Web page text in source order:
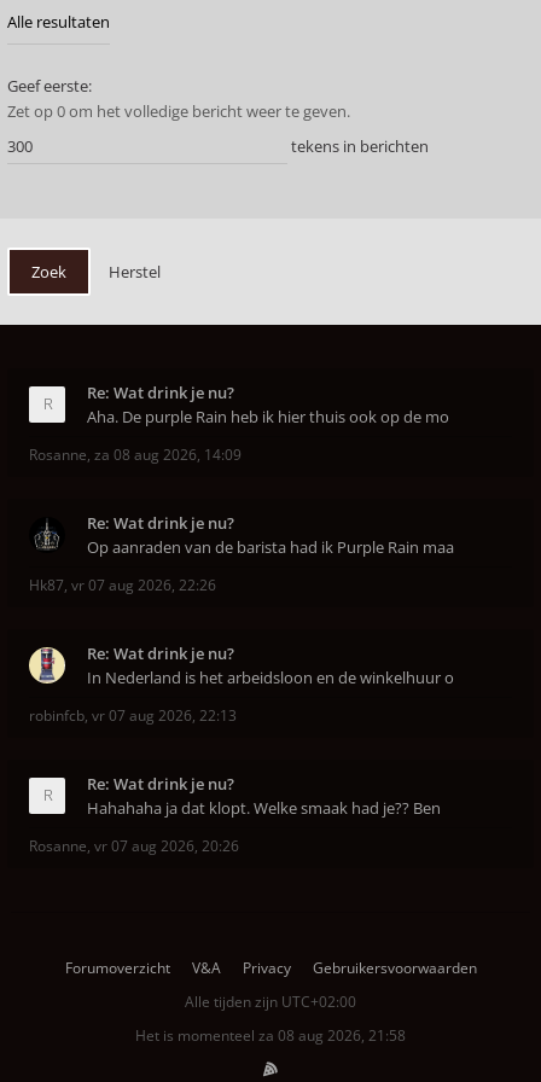
Geef eerste:
Zet op 0 om het volledige bericht weer te geven.
tekens in berichten
Re: Wat drink je nu?
Aha. De purple Rain heb ik hier thuis ook op de mo
Rosanne, za 08 aug 2026, 14:09
Re: Wat drink je nu?
Op aanraden van de barista had ik Purple Rain maa
Hk87, vr 07 aug 2026, 22:26
Re: Wat drink je nu?
In Nederland is het arbeidsloon en de winkelhuur o
robinfcb, vr 07 aug 2026, 22:13
Re: Wat drink je nu?
Hahahaha ja dat klopt. Welke smaak had je?? Ben
Rosanne, vr 07 aug 2026, 20:26
Forumoverzicht V&A Privacy
Gebruikersvoorwaarden
Alle tijden zijn UTC+02:00
Het is momenteel za 08 aug 2026, 21:58